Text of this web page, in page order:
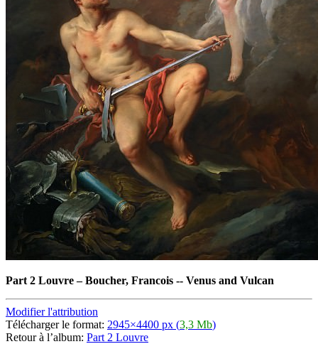
Part 2 Louvre–Boucher, Francois -- Venus and Vulcan
Modifier l'attribution
Télécharger le format: 2945×4400 px (3,3 Mb)
Retour à l’album: Part 2 Louvre